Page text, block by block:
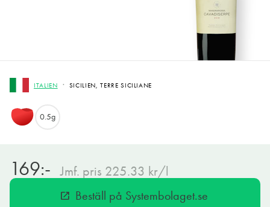
ITALIEN SICILIEN, TERRE SICILIANE
0.5g
169:- Jmf. pris 225.33 kr/l
open_in_new Beställ på Systembolaget.se